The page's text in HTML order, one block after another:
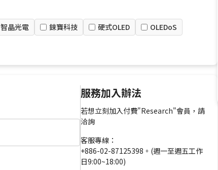
智晶光電 錸寶科技 硬式OLED OLEDoS
服務加入辦法
若想立刻加入付費"Research"會員，請
洽詢
客服專線：
+886-02-87125398。(週一至週五工作
日9:00~18:00)